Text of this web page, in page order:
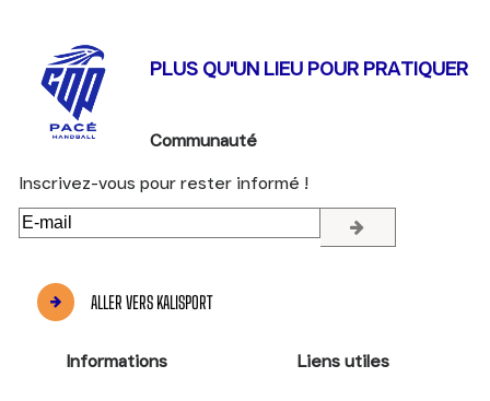
PLUS QU'UN LIEU POUR PRATIQUER
Communauté
Inscrivez-vous pour rester informé !
E-
mail
ALLER VERS KALISPORT
Informations Liens utiles